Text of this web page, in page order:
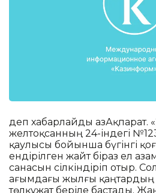
деп хабарлайды ҚазАқпарат.
желтоқсанның 24-індегі
қаулысы бойынша бүгінгі
ендірілген жайт біраз ел
санасын сілкіндіріп отыр.
ағымдағы жылғы қаңтардың
төлқұжат беріле бастады.